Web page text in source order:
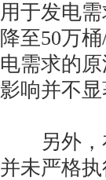
用于发电
降至50万
电需求的
影响并不显
另外，在
并未严格